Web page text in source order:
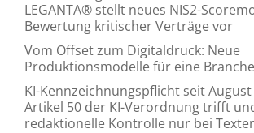
LEGANTA® stellt neues NIS2-
Bewertung kritischer Verträge vor
Vom Offset zum Digitaldruck: Neue
Produktionsmodelle für eine
KI-Kennzeichnungspflicht seit August
Artikel 50 der KI-Verordnung trifft
redaktionelle Kontrolle nur bei